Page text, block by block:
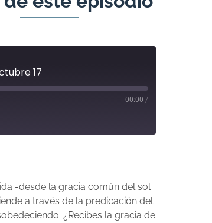
17
00:00 /
-desde la gracia común del sol
a través de la predicación del
¿Recibes la gracia de